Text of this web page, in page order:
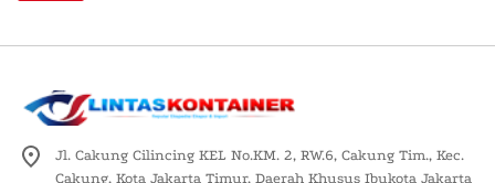
Jl. Cakung Cilincing KEL No.KM. 2, RW.6, Cakung Tim., Kec.
Cakung, Kota Jakarta Timur, Daerah Khusus Ibukota Jakarta